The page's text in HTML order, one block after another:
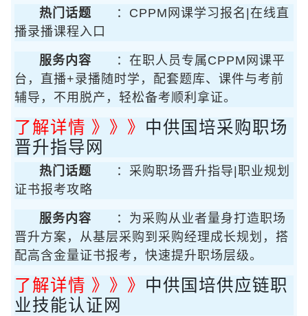
热门话题
：CPPM网课学习报名|在线直
播录播课程入口
服务内容
：在职人员专属CPPM网课平
台，直播+录播随时学，配套题库、课件与考前
辅导，不用脱产，轻松备考顺利拿证。
了解详情 》》》 中供国培采购职场
晋升指导网
热门话题
：采购职场晋升指导|职业规划
证书报考攻略
服务内容
：为采购从业者量身打造职场
晋升方案，从基层采购到采购经理成长规划，搭
配高含金量证书报考，快速提升职场层级。
了解详情 》》》 中供国培供应链职
业技能认证网